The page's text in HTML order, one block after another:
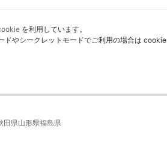
を利用しています。
ドやシークレットモードでご利用の場合は
田県山形県福島県